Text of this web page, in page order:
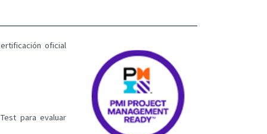
oficial
para evaluar